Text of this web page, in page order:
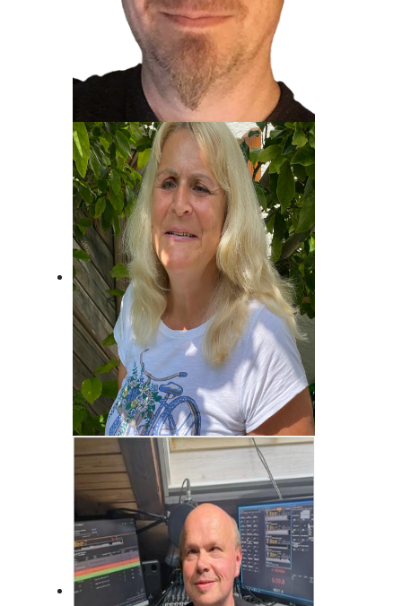
Jost Alpe
Unser Mann für die Charts!
Brigitte Habeck
Immer da, wo was los ist! Fränkisch
frech!